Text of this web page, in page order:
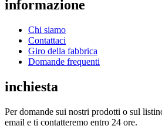
informazione
Chi siamo
Contattaci
Giro della fabbrica
Domande frequenti
inchiesta
Per domande sui nostri prodotti o sul
email e ti contatteremo entro 24 ore.